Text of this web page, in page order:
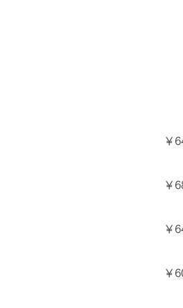
￥
￥
￥
￥